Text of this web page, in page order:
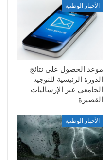
الأخبار الوطنية
موعد الحصول على نتائج
الدورة الرئيسية للتوجيه
الجامعي عبر الإرساليات
القصيرة
الأخبار الوطنية